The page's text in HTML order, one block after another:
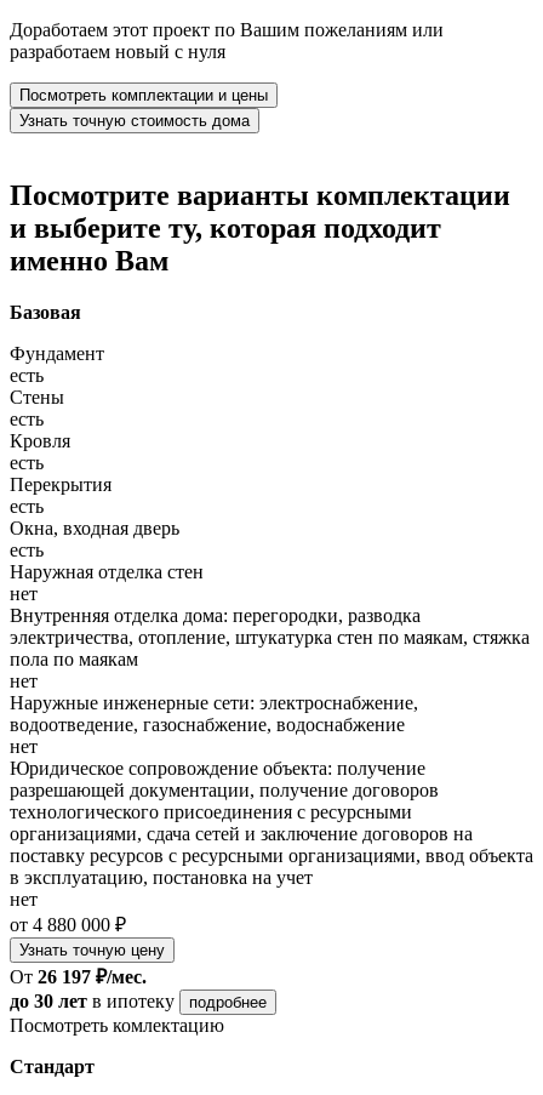
Доработаем этот проект по Вашим пожеланиям или
разработаем новый с нуля
Посмотреть комплектации и цены
Узнать точную стоимость дома
Посмотрите варианты комплектации
и выберите ту, которая подходит
именно Вам
Базовая
Фундамент
есть
Стены
есть
Кровля
есть
Перекрытия
есть
Окна, входная дверь
есть
Наружная отделка стен
нет
Внутренняя отделка дома: перегородки, разводка
электричества, отопление, штукатурка стен по маякам, стяжка
пола по маякам
нет
Наружные инженерные сети: электроснабжение,
водоотведение, газоснабжение, водоснабжение
нет
Юридическое сопровождение объекта: получение
разрешающей документации, получение договоров
технологического присоединения с ресурсными
организациями, сдача сетей и заключение договоров на
поставку ресурсов с ресурсными организациями, ввод объекта
в эксплуатацию, постановка на учет
нет
от 4 880 000 ₽
Узнать точную цену
От 26 197 ₽/мес.
до 30 лет в ипотеку подробнее
Посмотреть комлектацию
Стандарт